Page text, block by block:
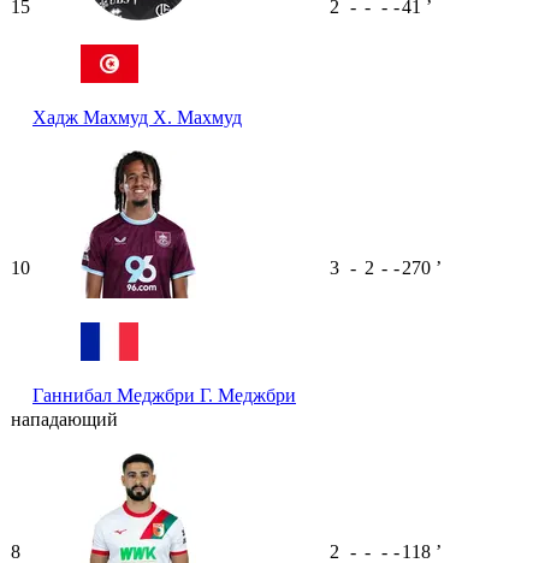
15
Хадж Махмуд Х. Махмуд
2 - - - -41 ʼ
10
Ганнибал Меджбри Г. Меджбри
3 - 2 - -270 ʼ
нападающий
8 2 - - - -118 ʼ